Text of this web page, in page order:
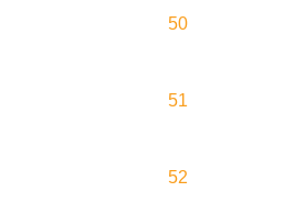
50
51
52